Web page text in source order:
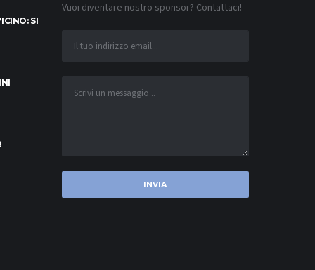
SI
Vuoi diventare nostro sponsor? Contattaci!